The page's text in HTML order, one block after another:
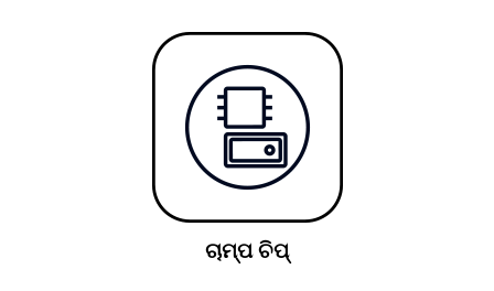
ଚାମ୍ପ ଚିପ୍